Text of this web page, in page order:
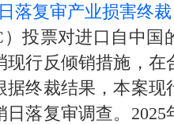
落复审产业损害终裁
票对进口自中国的
行反倾销措施，
终裁结果，本案
落复审调查。